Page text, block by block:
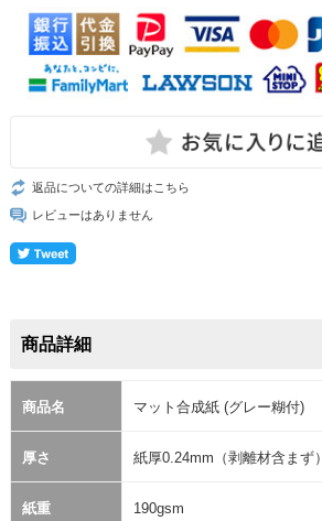
返品についての詳細はこちら
レビューはありません
商品詳細
商品名 マット合成紙 (グレー糊付)
厚さ 紙厚0.24mm（剥離材含まず）
紙重 190gsm